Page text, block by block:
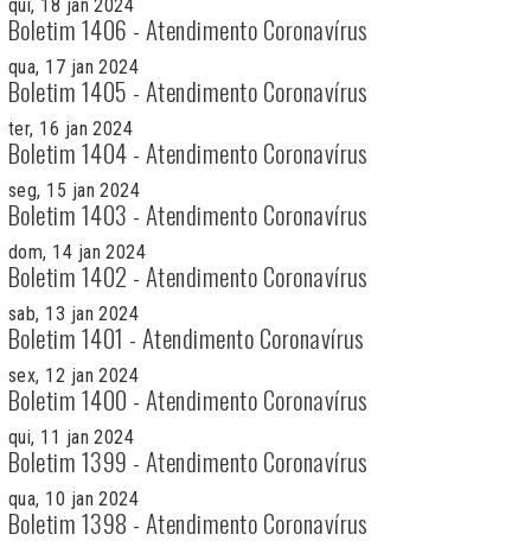
qui, 18 jan 2024
Boletim 1406 - Atendimento Coronavírus
qua, 17 jan 2024
Boletim 1405 - Atendimento Coronavírus
ter, 16 jan 2024
Boletim 1404 - Atendimento Coronavírus
seg, 15 jan 2024
Boletim 1403 - Atendimento Coronavírus
dom, 14 jan 2024
Boletim 1402 - Atendimento Coronavírus
sab, 13 jan 2024
Boletim 1401 - Atendimento Coronavírus
sex, 12 jan 2024
Boletim 1400 - Atendimento Coronavírus
qui, 11 jan 2024
Boletim 1399 - Atendimento Coronavírus
qua, 10 jan 2024
Boletim 1398 - Atendimento Coronavírus